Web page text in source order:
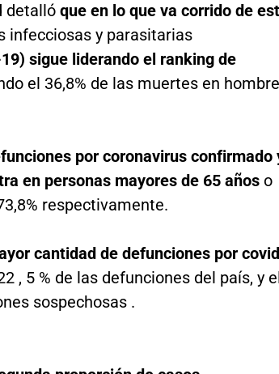
detalló que en lo que va corrido de
infecciosas y parasitarias
sigue liderando el ranking de
el 36,8% de las muertes en
por coronavirus confirmado
en personas mayores de 65 añoso
respectivamente.
cantidad de defunciones por covid
, 5 % de las defunciones del país, y
sospechosas .